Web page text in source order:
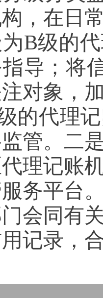
，在日
B级的
导；将
对象，
的代理
管。二
理记账
务平台
会同有
记录，